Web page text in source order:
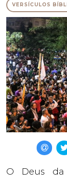
VERSÍCULOS
O Deus